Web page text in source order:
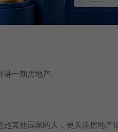
一期房地产。
其他国家的人，更关注房地产